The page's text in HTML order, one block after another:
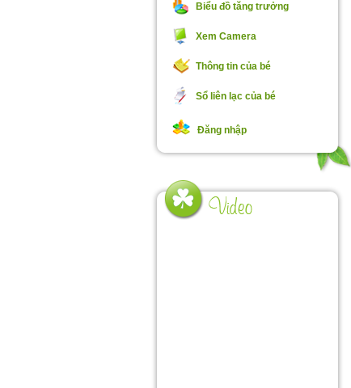
Biểu đồ tăng trưởng
Xem Camera
Thông tin của bé
Sổ liên lạc của bé
Đăng nhập